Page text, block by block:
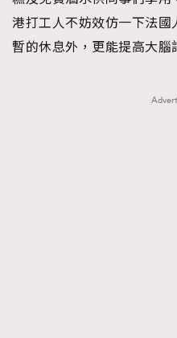
AFrenchMind
港打工人不妨效仿一下法
暫的休息外，更能提高大腦